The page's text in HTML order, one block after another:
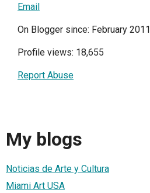
Email
On Blogger since: February 2011
Profile views: 18,655
Report Abuse
My blogs
Noticias de Arte y Cultura
Miami Art USA